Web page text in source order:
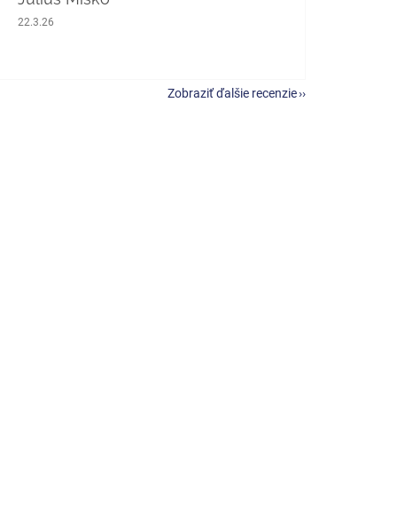
Hodnotenie obchodu je 5 z 5 hviezdičiek.
22.3.26
Zobraziť ďalšie recenzie